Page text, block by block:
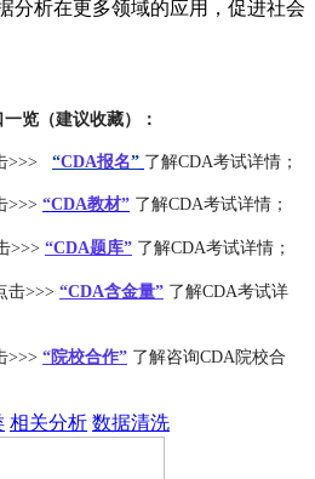
分析在更多领域的应用，促进社会
览（建议收藏）：
>>> “CDA报名” 了解CDA考试详情；
>>> “CDA教材” 了解CDA考试详情；
>>> “CDA题库” 了解CDA考试详情；
击>>> “CDA含金量” 了解CDA考试详
>>> “院校合作” 了解咨询CDA院校合
相关分析 数据清洗